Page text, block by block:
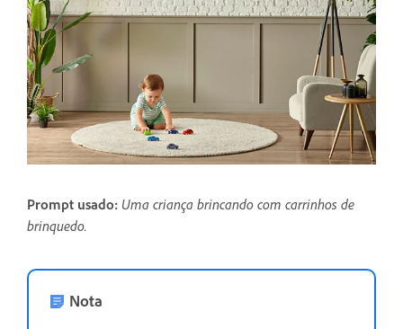
Prompt usado: Uma criança brincando com carrinhos de
brinquedo.
Nota